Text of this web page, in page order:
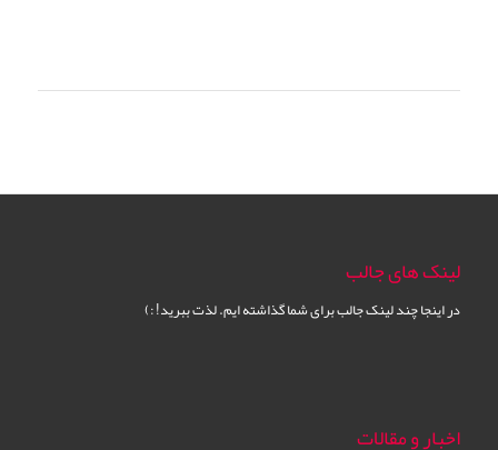
لینک های جالب
در اینجا چند لینک جالب برای شما گذاشته ایم. لذت ببرید! :)
اخبار و مقالات